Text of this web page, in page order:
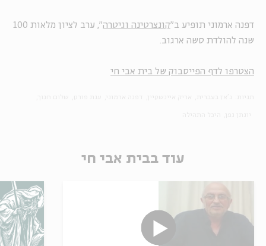
דפנה ארמוני תופיע ב"קונצרטינה וגיטרה
", ערב לציון מלאות 100
שנה להולדת סשה ארגוב.
הצטרפו לדף הפייסבוק של בית אבי חי
עוד בבית אבי חי